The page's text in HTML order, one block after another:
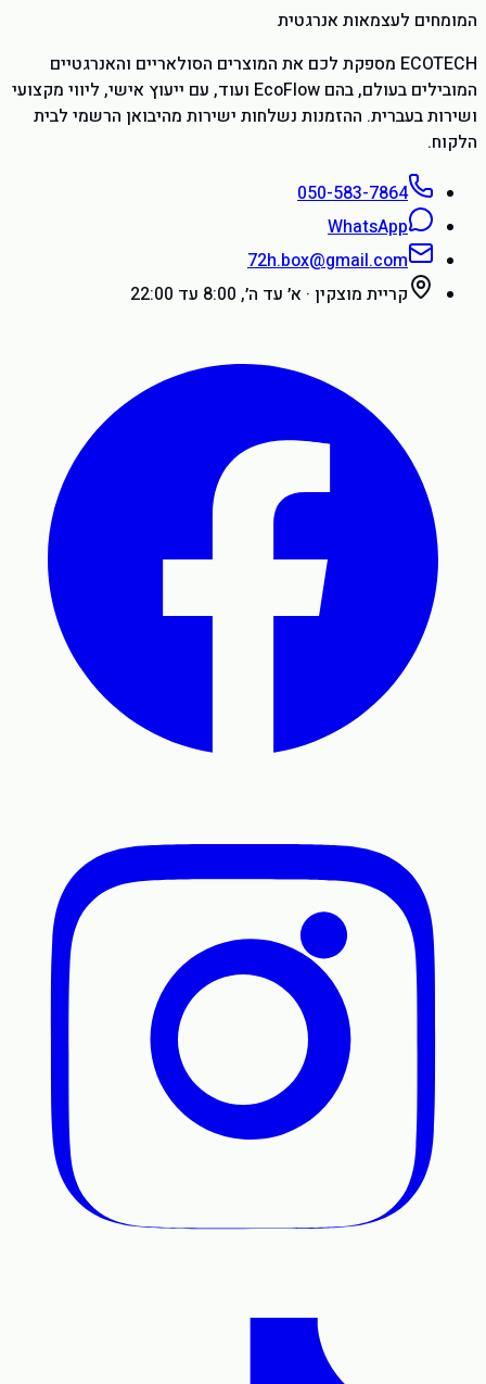
המומחים לעצמאות אנרגטית
ECOTECH מספקת לכם את המוצרים הסולאריים והאנרגטיים
המובילים בעולם, בהם EcoFlow ועוד, עם ייעוץ אישי, ליווי מקצועי
ושירות בעברית. ההזמנות נשלחות ישירות מהיבואן הרשמי לבית
הלקוח.
050-583-7864
WhatsApp
72h.box@gmail.com
קריית מוצקין · א׳ עד ה׳, 8:00 עד 22:00